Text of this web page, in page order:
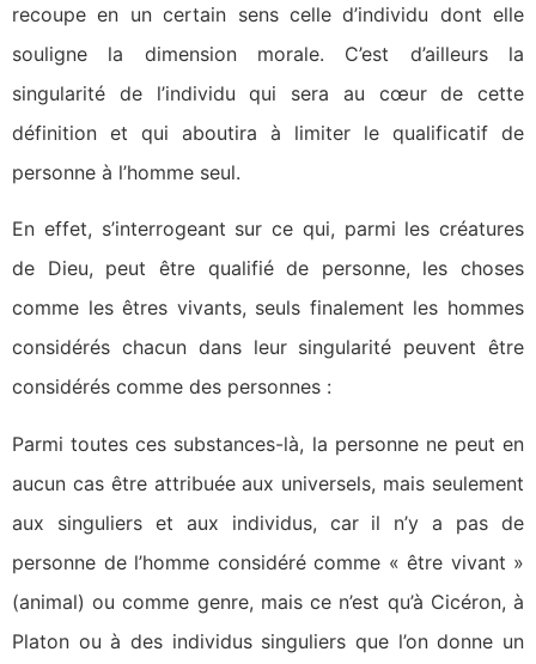
recoupe en un certain sens celle d’individu dont elle
souligne la dimension morale. C’est d’ailleurs la
singularité de l’individu qui sera au cœur de cette
définition et qui aboutira à limiter le qualificatif de
personne à l’homme seul.
En effet, s’interrogeant sur ce qui, parmi les créatures
de Dieu, peut être qualifié de personne, les choses
comme les êtres vivants, seuls finalement les hommes
considérés chacun dans leur singularité peuvent être
considérés comme des personnes :
Parmi toutes ces substances-là, la personne ne peut en
aucun cas être attribuée aux universels, mais seulement
aux singuliers et aux individus, car il n’y a pas de
personne de l’homme considéré comme « être vivant »
(animal) ou comme genre, mais ce n’est qu’à Cicéron, à
Platon ou à des individus singuliers que l’on donne un